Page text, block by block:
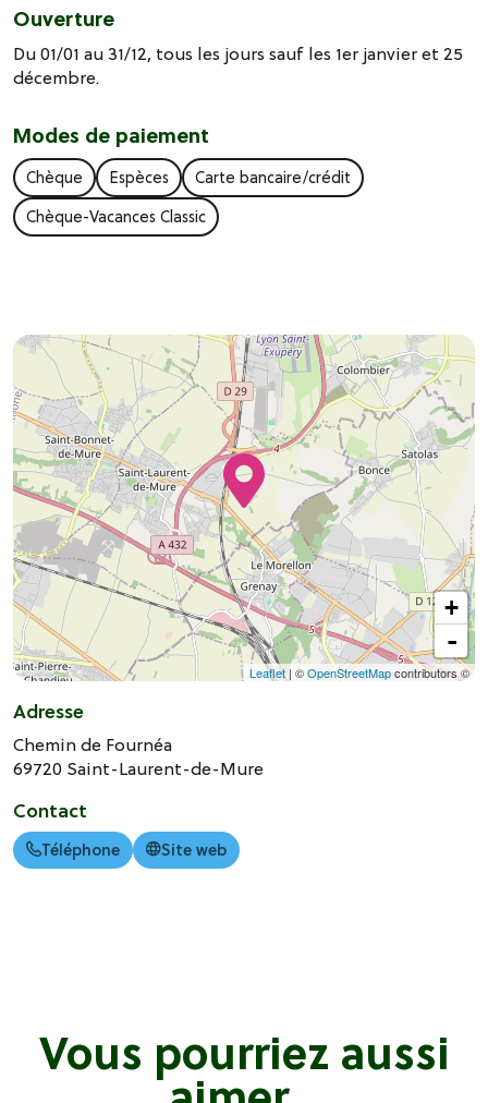
Ouverture
Du 01/01 au 31/12, tous les jours sauf les 1er janvier et 25
décembre.
Modes de paiement
Chèque Espèces
Carte bancaire/crédit
Chèque-Vacances Classic
+
-
Leaflet | ©OpenStreetMapcontributors ©
Adresse
Chemin de Fournéa
69720 Saint-Laurent-de-Mure
Contact
Téléphone Site web
Vous pourriez aussi